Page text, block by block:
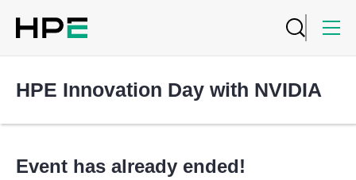
HPE Innovation Day with NVIDIA
Event has already ended!